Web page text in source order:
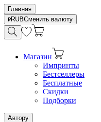
Главная
RUBСменить валюту
Магазин
Импринты
Бестселлеры
Бесплатные
Скидки
Подборки
Автору